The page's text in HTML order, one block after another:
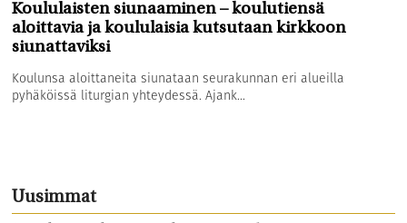
Koululaisten siunaaminen – koulutiensä
aloittavia ja koululaisia kutsutaan kirkkoon
siunattaviksi
Koulunsa aloittaneita siunataan seurakunnan eri alueilla
pyhäköissä liturgian yhteydessä. Ajank...
Uusimmat